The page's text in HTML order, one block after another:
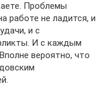
Проблемы
работе не ладится, и
и с
И с каждым
вероятно, что